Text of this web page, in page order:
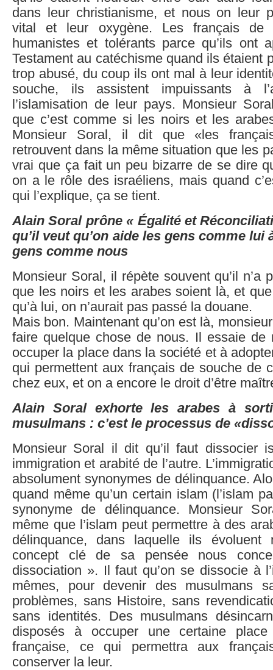
dans leur christianisme, et nous on leur
vital et leur oxygène. Les français de
humanistes et tolérants parce qu’ils ont
Testament au catéchisme quand ils étaient
trop abusé, du coup ils ont mal à leur
souche, ils assistent impuissants à
l’islamisation de leur pays. Monsieur
que c’est comme si les noirs et les
Monsieur Soral, il dit que «les
retrouvent dans la même situation que les
vrai que ça fait un peu bizarre de se dire
on a le rôle des israéliens, mais quand
qui l’explique, ça se tient.
Alain Soral prône « Égalité et
qu’il veut qu’on aide les gens comme lui
gens comme nous
Monsieur Soral, il répète souvent qu’il n’a
que les noirs et les arabes soient là, et
qu’à lui, on n’aurait pas passé la douane.
Mais bon. Maintenant qu’on est là,
faire quelque chose de nous. Il essaie de
occuper la place dans la société et à
qui permettent aux français de souche de
chez eux, et on a encore le droit d’être
Alain Soral exhorte les arabes à
musulmans : c’est le processus de
Monsieur Soral il dit qu’il faut dissocier
immigration et arabité de l’autre.
absolument synonymes de délinquance.
quand même qu’un certain islam (l’islam
synonyme de délinquance. Monsieur
même que l’islam peut permettre à des
délinquance, dans laquelle ils évoluent
concept clé de sa pensée nous
dissociation ». Il faut qu’on se dissocie à
mêmes, pour devenir des musulmans
problèmes, sans Histoire, sans
sans identités. Des musulmans
disposés à occuper une certaine
française, ce qui permettra aux
conserver la leur.